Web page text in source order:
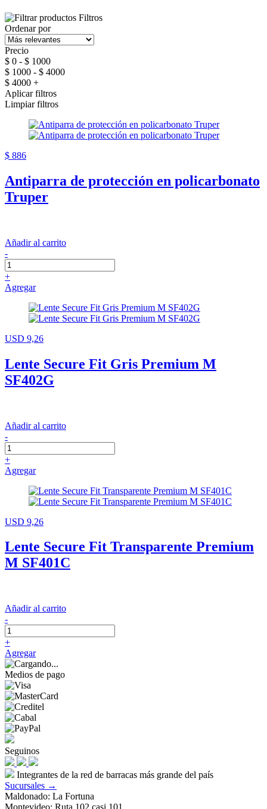
Filtros
Ordenar por
Precio
$ 0 - $ 1000
$ 1000 - $ 4000
$ 4000 +
Aplicar filtros
Limpiar filtros
$ 886
Antiparra de protección en policarbonato
Truper
Añadir al carrito
-
+
Agregar
USD 9,26
Lente Secure Fit Gris Premium M
SF402G
Añadir al carrito
-
+
Agregar
USD 9,26
Lente Secure Fit Transparente Premium
M SF401C
Añadir al carrito
-
+
Agregar
Medios de pago
Seguinos
Integrantes de la red de barracas más grande del país
Sucursales →
Maldonado: La Fortuna